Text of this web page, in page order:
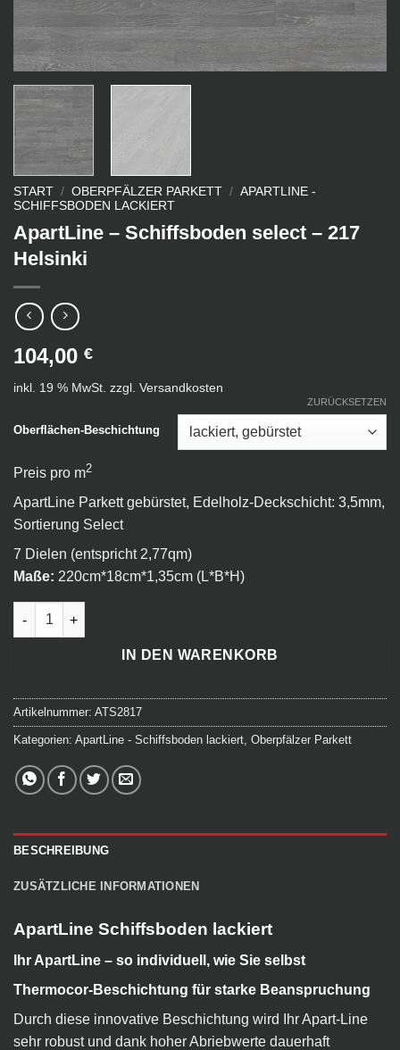
START / OBERPFÄLZER PARKETT / APARTLINE -
SCHIFFSBODEN LACKIERT
ApartLine – Schiffsboden select – 217
Helsinki
104,00 €
inkl. 19 % MwSt. zzgl. Versandkosten
Oberflächen-Beschichtung
ZURÜCKSETZEN
Preis pro m2
ApartLine Parkett gebürstet, Edelholz-Deckschicht: 3,5mm,
Sortierung Select
7 Dielen (entspricht 2,77qm)
Maße: 220cm*18cm*1,35cm (L*B*H)
ApartLine - Schiffsboden select - 217 Helsinki Menge
IN DEN WARENKORB
Artikelnummer: ATS2817
Kategorien: ApartLine - Schiffsboden lackiert, Oberpfälzer Parkett
BESCHREIBUNG
ZUSÄTZLICHE INFORMATIONEN
ApartLine Schiffsboden lackiert
Ihr ApartLine – so individuell, wie Sie selbst
Thermocor-Beschichtung für starke Beanspruchung
Durch diese innovative Beschichtung wird Ihr Apart-Line
sehr robust und dank hoher Abriebwerte dauerhaft